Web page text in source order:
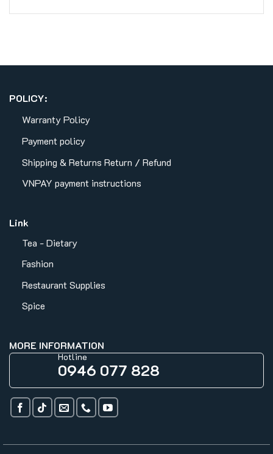
POLICY:
Warranty Policy
Payment policy
Shipping & Returns Return / Refund
VNPAY payment instructions
Link
Tea - Dietary
Fashion
Restaurant Supplies
Spice
MORE INFORMATION
Hotline
0946 077 828